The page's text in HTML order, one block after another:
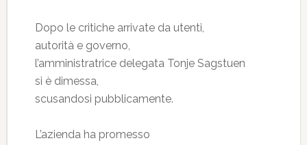
Dopo le critiche arrivate da utenti,
autorità e governo,
l’amministratrice delegata Tonje Sagstuen
si è dimessa,
scusandosi pubblicamente.
L’azienda ha promesso